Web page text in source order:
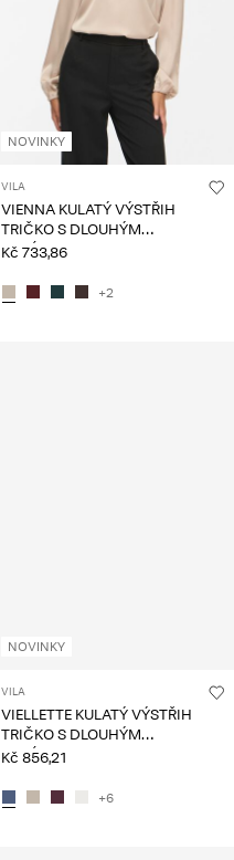
NOVINKY
VILA
VIENNA KULATÝ VÝSTŘIH
TRIČKO S DLOUHÝM
RUKÁVEM
Kč 733,86
+2
NOVINKY
VILA
VIELLETTE KULATÝ VÝSTŘIH
TRIČKO S DLOUHÝM
RUKÁVEM
Kč 856,21
+6